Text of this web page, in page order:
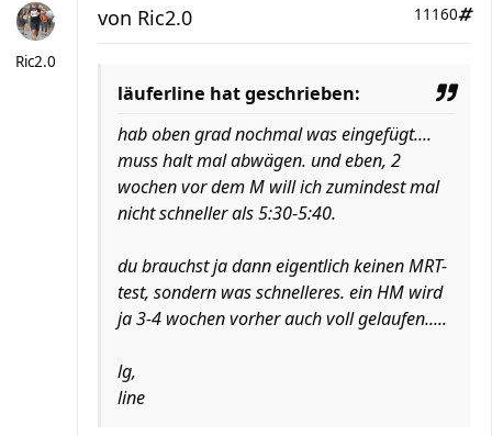
Ric2.0
11160
von Ric2.0
läuferline hat geschrieben:
hab oben grad nochmal was eingefügt....
muss halt mal abwägen. und eben, 2
wochen vor dem M will ich zumindest mal
nicht schneller als 5:30-5:40.
du brauchst ja dann eigentlich keinen MRT-
test, sondern was schnelleres. ein HM wird
ja 3-4 wochen vorher auch voll gelaufen.....
lg,
line